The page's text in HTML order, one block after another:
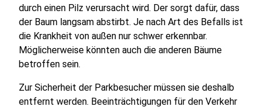
durch einen Pilz verursacht wird. Der sorgt dafür, dass
der Baum langsam abstirbt. Je nach Art des Befalls ist
die Krankheit von außen nur schwer erkennbar.
Möglicherweise könnten auch die anderen Bäume
betroffen sein.
Zur Sicherheit der Parkbesucher müssen sie deshalb
entfernt werden. Beeinträchtigungen für den Verkehr